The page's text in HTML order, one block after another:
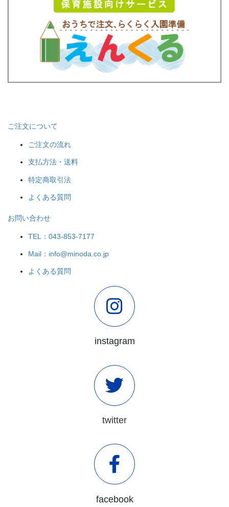
ご注文について
ご注文の流れ
支払方法・送料
特定商取引法
よくある質問
お問い合わせ
TEL：043-853-7177
Mail：info@minoda.co.jp
よくある質問
instagram
twitter
facebook